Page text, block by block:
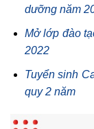
dưỡng năm
Mở lớp đào
2022
Tuyển sinh
quy 2 năm